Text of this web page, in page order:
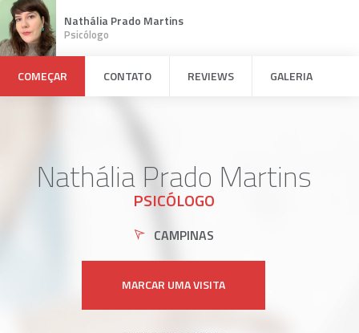
Nathália Prado Martins
Psicólogo
COMEÇAR CONTATO REVIEWS GALERIA
Nathália Prado Martins
PSICÓLOGO
CAMPINAS
MARCAR UMA VISITA